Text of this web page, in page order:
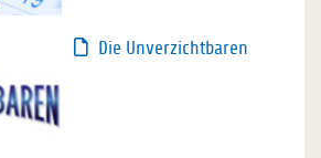
Die Unverzichtbaren